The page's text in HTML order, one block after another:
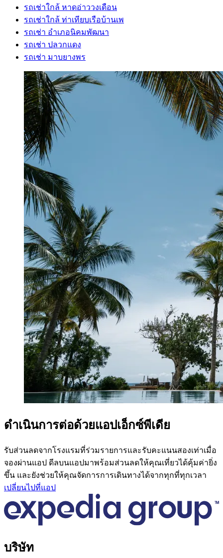
รถเช่าใกล้ หาดอ่าววงเดือน
รถเช่าใกล้ ท่าเทียบเรือบ้านเพ
รถเช่า อําเภอนิคมพัฒนา
รถเช่า ปลวกแดง
รถเช่า มาบยางพร
ดำเนินการต่อด้วยแอปเอ็กซ์พีเดีย
รับส่วนลดจากโรงแรมที่ร่วมรายการและรับคะแนนสองเท่าเมื่อ
จองผ่านแอป ดีลบนแอปมาพร้อมส่วนลดให้คุณเที่ยวได้คุ้มค่ายิ่ง
ขึ้น และยังช่วยให้คุณจัดการการเดินทางได้จากทุกที่ทุกเวลา
เปลี่ยนไปที่แอป
บริษัท